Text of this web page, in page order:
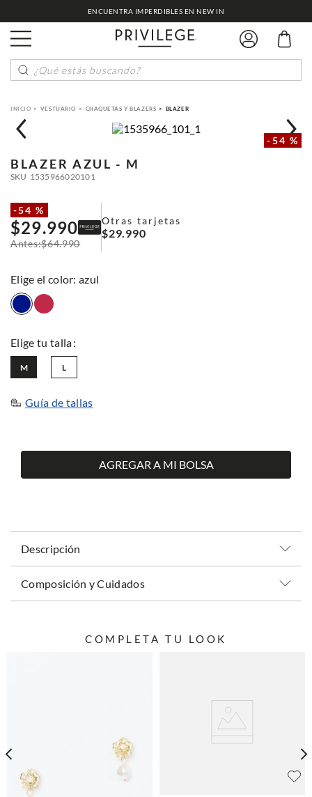
ENCUENTRA IMPERDIBLES EN NEW IN
¿Qué estás buscando?
VESTUARIO CHAQUETAS Y BLAZERS BLAZER
-54 %
BLAZER AZUL - M
SKU 1535966020101
-54 %
$29.990
$64.990
Otras tarjetas
$29.990
: azul
L
M
Guía de tallas
AGREGAR A MI BOLSA
Descripción
Composición y Cuidados
COMPLETA TU LOOK